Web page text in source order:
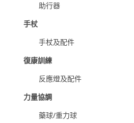
助行器
手杖
手杖及配件
復康訓練
反應燈及配件
力量協調
藥球/重力球